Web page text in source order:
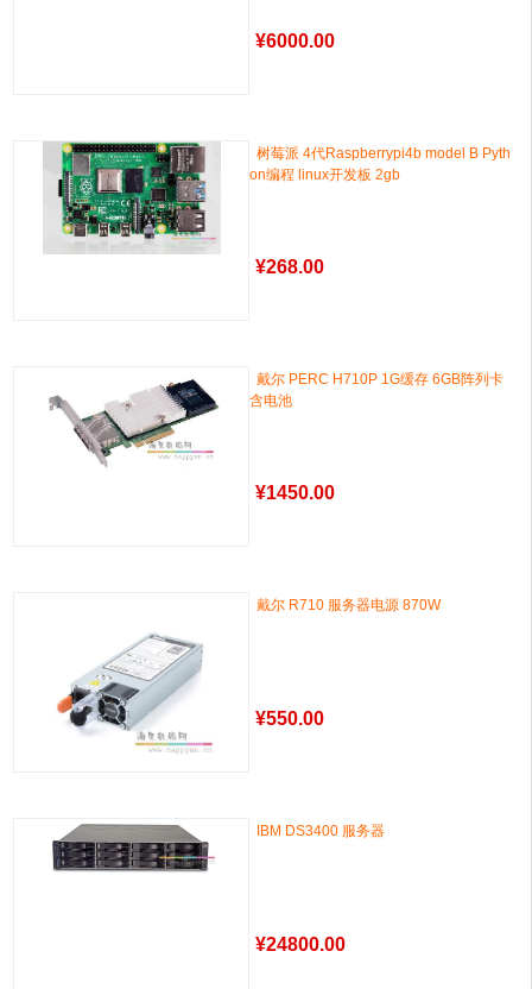
¥6000.00
树莓派 4代Raspberrypi4b model B Pyth
on编程 linux开发板 2gb
¥268.00
戴尔 PERC H710P 1G缓存 6GB阵列卡
含电池
¥1450.00
戴尔 R710 服务器电源 870W
¥550.00
IBM DS3400 服务器
¥24800.00